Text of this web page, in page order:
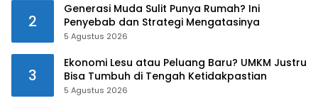
2
Generasi Muda Sulit Punya Rumah? Ini
Penyebab dan Strategi Mengatasinya
5 Agustus 2026
3
Ekonomi Lesu atau Peluang Baru? UMKM Justru
Bisa Tumbuh di Tengah Ketidakpastian
5 Agustus 2026